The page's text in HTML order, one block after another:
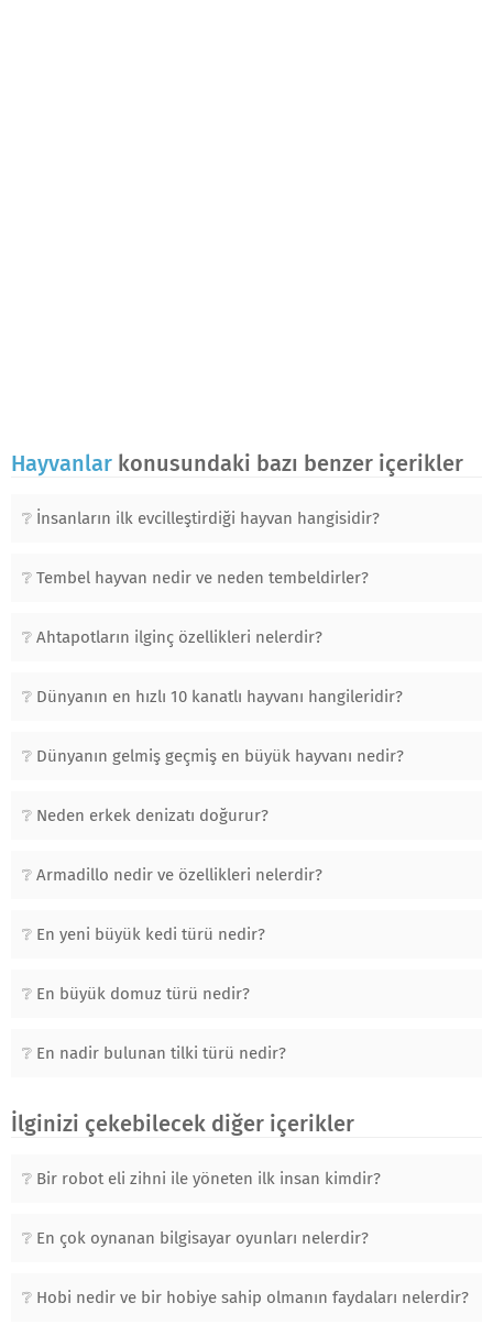
Hayvanlar konusundaki bazı benzer içerikler
İnsanların ilk evcilleştirdiği hayvan hangisidir?
Tembel hayvan nedir ve neden tembeldirler?
Ahtapotların ilginç özellikleri nelerdir?
Dünyanın en hızlı 10 kanatlı hayvanı hangileridir?
Dünyanın gelmiş geçmiş en büyük hayvanı nedir?
Neden erkek denizatı doğurur?
Armadillo nedir ve özellikleri nelerdir?
En yeni büyük kedi türü nedir?
En büyük domuz türü nedir?
En nadir bulunan tilki türü nedir?
İlginizi çekebilecek diğer içerikler
Bir robot eli zihni ile yöneten ilk insan kimdir?
En çok oynanan bilgisayar oyunları nelerdir?
Hobi nedir ve bir hobiye sahip olmanın faydaları nelerdir?